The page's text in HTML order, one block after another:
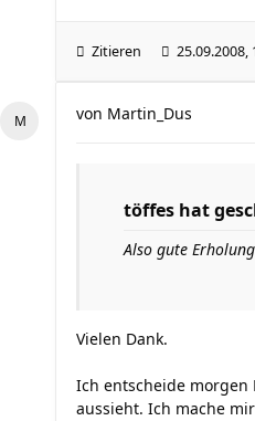
Zitieren 25.09.2008,
von Martin_Dus
töffes hat
Also gute
Vielen Dank.
Ich entscheide morgen
aussieht. Ich mache